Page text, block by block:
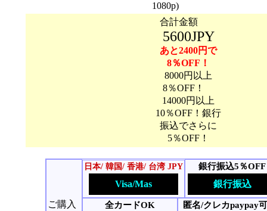
1080p)
合計金額
5600JPY
あと2400円で
8％OFF！
8000円以上
8％OFF！
14000円以上
10％OFF！銀行
振込でさらに
5％OFF！
ご購入
日本/ 韓国/ 香港/ 台湾 JPY
Visa/Mas
銀行振込5％OFF
銀行振込
全カードOK 匿名/クレカpaypay可